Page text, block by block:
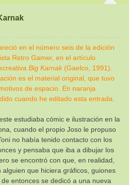
en el número seis de la edición
Retro Gamer, en el artículo
Big Karnak(Gaelco, 1991).
es el material original, que tuvo
de espacio. En naranja
cuando he editado esta entrada.
estudiaba cómic e ilustración en la
cuando el propio Joso le propuso
no había tenido contacto con los
y pensaba que iba a dibujar los
se encontró con que, en realidad,
alguien que hiciera gráficos, guiones
entonces se dedicó a una nueva